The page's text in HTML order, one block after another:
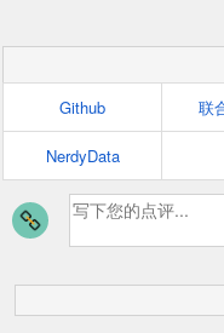
Github
NerdyData